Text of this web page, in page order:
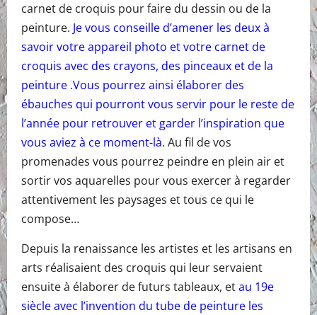
carnet de croquis pour faire du dessin ou de la
peinture. Je vous conseille d’amener les deux à
savoir votre appareil photo et votre carnet de
croquis avec des crayons, des pinceaux et de la
peinture .Vous pourrez ainsi élaborer des
ébauches qui pourront vous servir pour le reste de
l’année pour retrouver et garder l’inspiration que
vous aviez à ce moment-là. Au fil de vos
promenades vous pourrez peindre en plein air et
sortir vos aquarelles pour vous exercer à regarder
attentivement les paysages et tous ce qui le
compose…
Depuis la renaissance les artistes et les artisans en
arts réalisaient des croquis qui leur servaient
ensuite à élaborer de futurs tableaux, etau 19e
siècle avec l’invention du tube de peinture les